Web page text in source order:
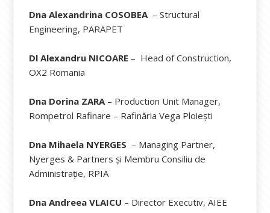
Dna Alexandrina COSOBEA– Structural
Engineering, PARAPET
Dl Alexandru NICOARE – Head of Construction,
OX2 Romania
Dna Dorina ZARA – Production Unit Manager,
Rompetrol Rafinare – Rafinăria Vega Ploiești
Dna Mihaela NYERGES – Managing Partner,
Nyerges & Partners și Membru Consiliu de
Administrație, RPIA
Dna Andreea VLAICU – Director Executiv, AIEE